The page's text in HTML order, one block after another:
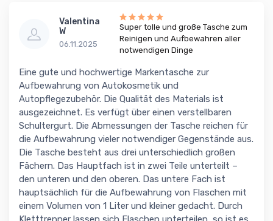
Valentina
W
06.11.2025
Super tolle und große Tasche zum
Reinigen und Aufbewahren aller
notwendigen Dinge
Eine gute und hochwertige Markentasche zur
Aufbewahrung von Autokosmetik und
Autopflegezubehör. Die Qualität des Materials ist
ausgezeichnet. Es verfügt über einen verstellbaren
Schultergurt. Die Abmessungen der Tasche reichen für
die Aufbewahrung vieler notwendiger Gegenstände aus.
Die Tasche besteht aus drei unterschiedlich großen
Fächern. Das Hauptfach ist in zwei Teile unterteilt –
den unteren und den oberen. Das untere Fach ist
hauptsächlich für die Aufbewahrung von Flaschen mit
einem Volumen von 1 Liter und kleiner gedacht. Durch